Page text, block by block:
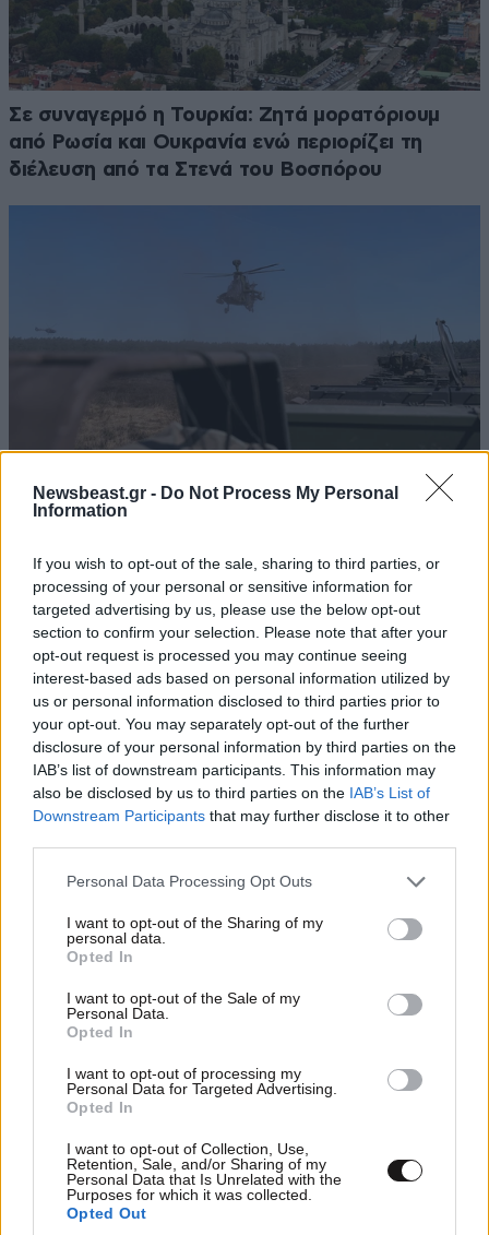
Newsbeast.gr - Do Not Process My Personal
Information
If you wish to opt-out of the sale, sharing to third parties, or
processing of your personal or sensitive information for
targeted advertising by us, please use the below opt-out
section to confirm your selection. Please note that after your
opt-out request is processed you may continue seeing
interest-based ads based on personal information utilized by
us or personal information disclosed to third parties prior to
your opt-out. You may separately opt-out of the further
disclosure of your personal information by third parties on the
IAB’s list of downstream participants. This information may
also be disclosed by us to third parties on the IAB’s List of
Downstream Participants that may further disclose it to other
Please note that this website/app uses one or more Google
not limited to your visit or usage behaviour. You may click to
grant or deny consent to Google and its third-party tags to
use your data for below specified purposes in below Google
consent section.
Personal Data Processing Opt Outs
I want to opt-out of the Sharing of my
personal data.
Opted In
I want to opt-out of the Sale of my
Personal Data.
Opted In
I want to opt-out of processing my
Personal Data for Targeted Advertising.
Opted In
I want to opt-out of Collection, Use,
Retention, Sale, and/or Sharing of my
Personal Data that Is Unrelated with the
Purposes for which it was collected.
Opted Out
Σε συναγερμό η Τουρκία: Ζητά μορατόριουμ
από Ρωσία και Ουκρανία ενώ περιορίζει τη
διέλευση από τα Στενά του Βοσπόρου
drone με εκρηκτικά σε αεροδρόμιο –
Επεκτείνονται οι έρευνες
Ακολουθήστε τοNEWSBEASTστοGoogle News
και μάθετε πρώτοι όλες τις ειδήσεις
ΣΧΌΛΙΑ ΑΝΑΓΝΩΣΤΏΝ